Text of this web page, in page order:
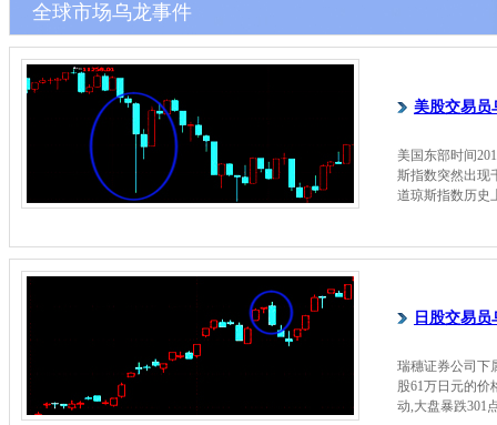
全球市场乌龙事件
美股交易员
美国东部时间
斯指数突然出现
道琼斯指数历史
日股交易
瑞穗证券公司下
股61万日元的价
动,大盘暴跌301